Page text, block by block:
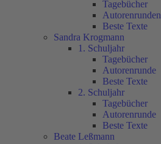
Tagebücher
Autorenrunden
Beste Texte
Sandra Krogmann
1. Schuljahr
Tagebücher
Autorenrunde
Beste Texte
2. Schuljahr
Tagebücher
Autorenrunde
Beste Texte
Beate Leßmann